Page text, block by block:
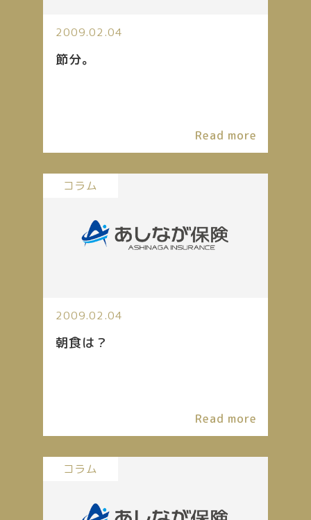
2009.02.04
節分。
Read more
コラム
2009.02.04
朝食は？
Read more
コラム